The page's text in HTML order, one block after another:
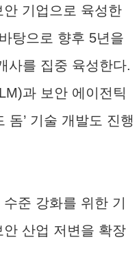
기업으로 육성한
탕으로 향후 5년을
사를 집중 육성한다.
과 보안 에이전틱
돔’ 기술 개발도 진행
준 강화를 위한 기
산업 저변을 확장